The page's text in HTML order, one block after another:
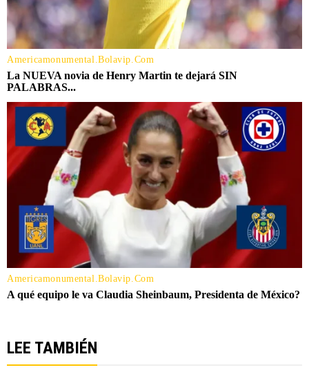
LEE TAMBIÉN